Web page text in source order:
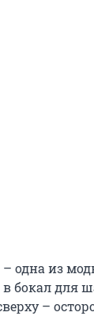
одна из
бокал для
–